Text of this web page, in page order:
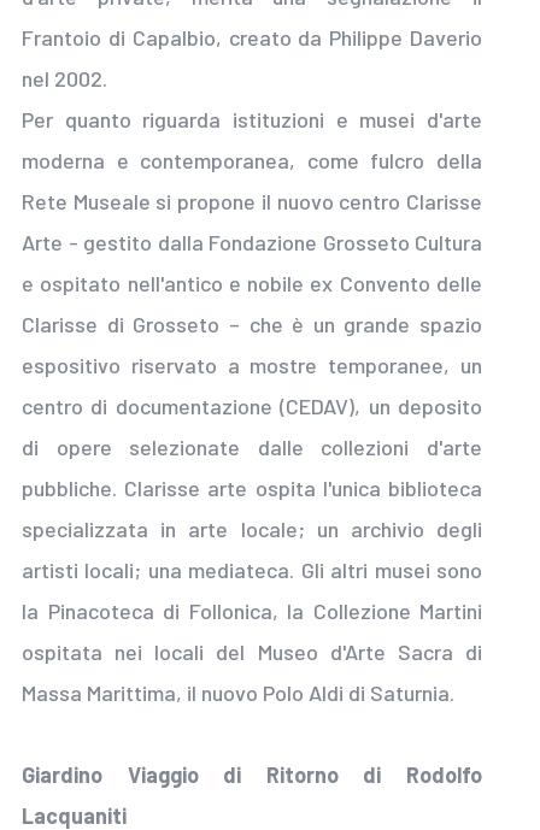
Frantoio di Capalbio, creato da Philippe Daverio
nel 2002.
Per quanto riguarda istituzioni e musei d'arte
moderna e contemporanea, come fulcro della
Rete Museale si propone il nuovo centro Clarisse
Arte - gestito dalla Fondazione Grosseto Cultura
e ospitato nell'antico e nobile ex Convento delle
Clarisse di Grosseto – che è un grande spazio
espositivo riservato a mostre temporanee, un
centro di documentazione (CEDAV), un deposito
di opere selezionate dalle collezioni d'arte
pubbliche. Clarisse arte ospita l'unica biblioteca
specializzata in arte locale; un archivio degli
artisti locali; una mediateca. Gli altri musei sono
la Pinacoteca di Follonica, la Collezione Martini
ospitata nei locali del Museo d'Arte Sacra di
Massa Marittima, il nuovo Polo Aldi di Saturnia.
Giardino Viaggio di Ritorno di Rodolfo
Lacquaniti